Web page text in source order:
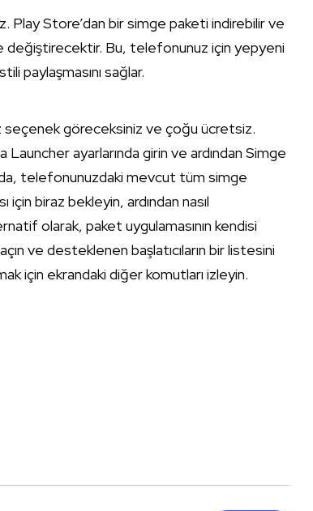
Store’dan bir simge paketi indirebilir ve
değiştirecektir. Bu, telefonunuz için yepyeni
paylaşmasını sağlar.
seçenek göreceksiniz ve çoğu ücretsiz.
ayarlarında girin ve ardından Simge
telefonunuzdaki mevcut tüm simge
biraz bekleyin, ardından nasıl
olarak, paket uygulamasının kendisi
ve desteklenen başlatıcıların bir listesini
için ekrandaki diğer komutları izleyin.